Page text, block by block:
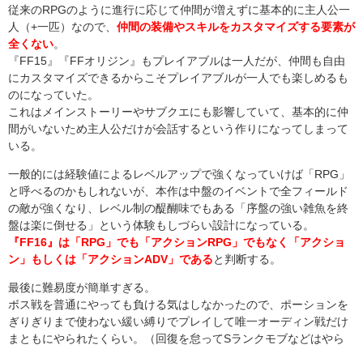
従来のRPGのように進行に応じて仲間が増えずに基本的に主人公一
人（+一匹）なので、 仲間の装備やスキルをカスタマイズする要素が
全くない。
『FF15』『FFオリジン』もプレイアブルは一人だが、仲間も自由
にカスタマイズできるからこそプレイアブルが一人でも楽しめるも
のになっていた。
これはメインストーリーやサブクエにも影響していて、基本的に仲
間がいないため主人公だけが会話するという作りになってしまって
いる。
一般的には経験値によるレベルアップで強くなっていけば「RPG」
と呼べるのかもしれないが、本作は中盤のイベントで全フィールド
の敵が強くなり、レベル制の醍醐味でもある「序盤の強い雑魚を終
盤は楽に倒せる」という体験もしづらい設計になっている。
『FF16』は「RPG」でも「アクションRPG」でもなく「アクショ
ン」もしくは「アクションADV」である と判断する。
最後に難易度が簡単すぎる。
ボス戦を普通にやっても負ける気はしなかったので、ポーションを
ぎりぎりまで使わない緩い縛りでプレイして唯一オーディン戦だけ
まともにやられたくらい。（回復を怠ってSランクモブなどはやら